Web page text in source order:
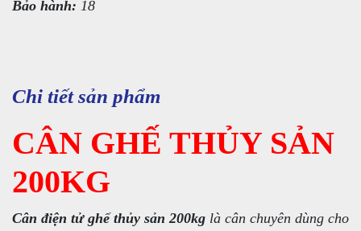
Bảo hành: 18
Chi tiết sản phẩm
CÂN GHẾ THỦY SẢN
200KG
Cân điện tử ghế thủy sản 200kg là cân chuyên dùng cho